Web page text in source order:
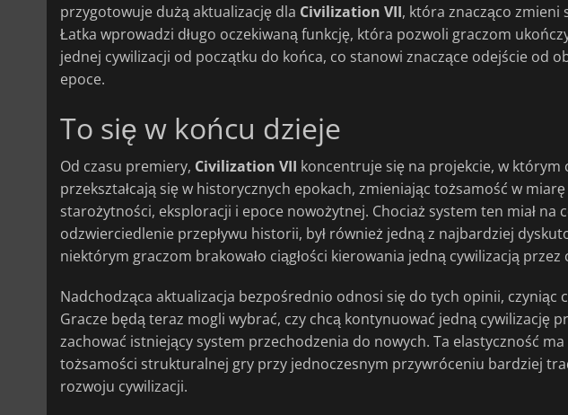
przygotowuje dużą aktualizację dla Civilization VII, która znacząco
Łatka wprowadzi długo oczekiwaną funkcję, która pozwoli graczom
jednej cywilizacji od początku do końca, co stanowi znaczące odejście od
epoce.
To się w końcu dzieje
Od czasu premiery, Civilization VII koncentruje się na projekcie, w którym
przekształcają się w historycznych epokach, zmieniając tożsamość w
starożytności, eksploracji i epoce nowożytnej. Chociaż system ten miał na
odzwierciedlenie przepływu historii, był również jedną z najbardziej
niektórym graczom brakowało ciągłości kierowania jedną cywilizacją przez
Nadchodząca aktualizacja bezpośrednio odnosi się do tych opinii, czyniąc
Gracze będą teraz mogli wybrać, czy chcą kontynuować jedną cywilizację
zachować istniejący system przechodzenia do nowych. Ta elastyczność
tożsamości strukturalnej gry przy jednoczesnym przywróceniu bardziej
rozwoju cywilizacji.